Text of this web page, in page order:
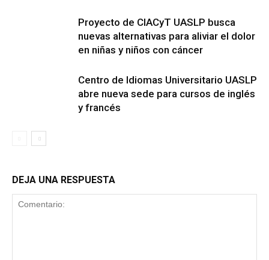
Proyecto de CIACyT UASLP busca
nuevas alternativas para aliviar el dolor
en niñas y niños con cáncer
Centro de Idiomas Universitario UASLP
abre nueva sede para cursos de inglés
y francés
DEJA UNA RESPUESTA